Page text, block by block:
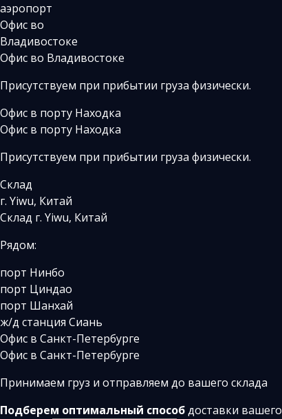
аэропорт
Офис во
Владивостоке
Офис во Владивостоке
Присутствуем при прибытии груза физически.
Офис в порту Находка
Офис в порту Находка
Присутствуем при прибытии груза физически.
Склад
г. Yiwu, Китай
Склад г. Yiwu, Китай
Рядом:
порт Нинбо
порт Циндао
порт Шанхай
ж/д станция Сиань
Офис в Санкт-Петербурге
Офис в Санкт-Петербурге
Принимаем груз и отправляем до вашего склада
Подберем оптимальный способдоставки